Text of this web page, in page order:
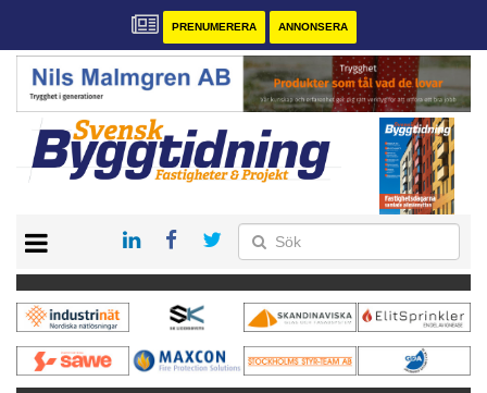
PRENUMERERA ANNONSERA
PRENUMERERA
VÅRA ANDRA MAGASIN
ANNONSERA
KONTAKT